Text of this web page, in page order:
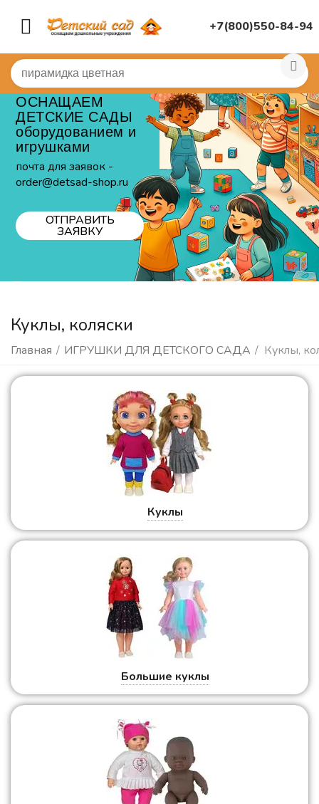
+7(800)550-84-94
ОСНАЩАЕМ
ДЕТСКИЕ САДЫ
оборудованием и
игрушками
почта для заявок -
order@detsad-shop.ru
ОТПРАВИТЬ
ЗАЯВКУ
Куклы, коляски
Главная / ИГРУШКИ ДЛЯ ДЕТСКОГО САДА / Куклы,
Куклы
Большие куклы